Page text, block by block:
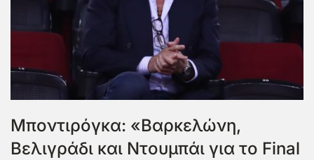
Μποντιρόγκα: «Βαρκελώνη,
Βελιγράδι και Ντουμπάι για το Final